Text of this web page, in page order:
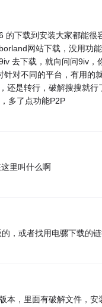
的下载到安装大家都能很
网站下载，没用功
去下载，就向问问9iv，
针对不同的平台，有用的
还是转行，破解搜搜就行
多了点功能P2P
里叫什么啊
，或者找用电骡下载的
本，里面有破解文件，安